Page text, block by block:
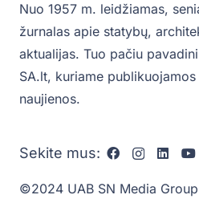
Nuo 1957 m. leidžiamas,
žurnalas apie statybų,
aktualijas. Tuo pačiu
SA.lt, kuriame
naujienos.
Sekite mus:
©2024 UAB SN Media